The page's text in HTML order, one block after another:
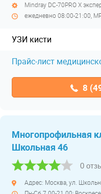
Mindray DC-70PRO X
ежедневно 08:00-21:00,
УЗИ кисти
Прайс-лист
8
Многопрофильная
Школьная 46
0
Адрес: Москва, ул.